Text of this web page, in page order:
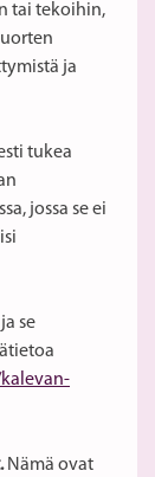
tai tekoihin,
ja
tukea
jossa se ei
se
Nämä ovat